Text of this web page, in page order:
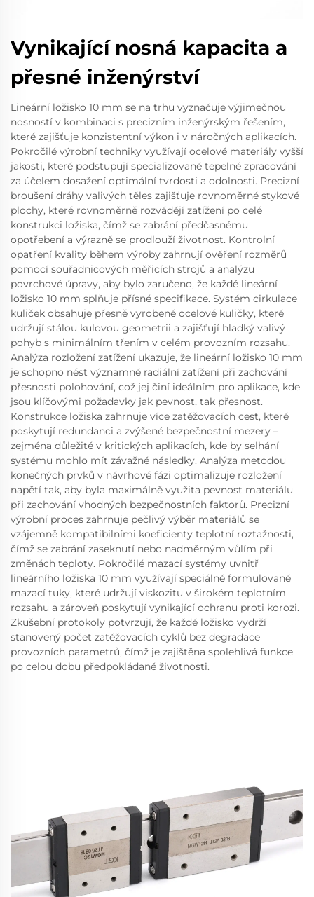
Vynikající nosná kapacita a
přesné inženýrství
Lineární ložisko 10 mm se na trhu vyznačuje výjimečnou
nosností v kombinaci s precizním inženýrským řešením,
které zajišťuje konzistentní výkon i v náročných aplikacích.
Pokročilé výrobní techniky využívají ocelové materiály vyšší
jakosti, které podstupují specializované tepelné zpracování
za účelem dosažení optimální tvrdosti a odolnosti. Precizní
broušení dráhy valivých těles zajišťuje rovnoměrné stykové
plochy, které rovnoměrně rozvádějí zatížení po celé
konstrukci ložiska, čímž se zabrání předčasnému
opotřebení a výrazně se prodlouží životnost. Kontrolní
opatření kvality během výroby zahrnují ověření rozměrů
pomocí souřadnicových měřicích strojů a analýzu
povrchové úpravy, aby bylo zaručeno, že každé lineární
ložisko 10 mm splňuje přísné specifikace. Systém cirkulace
kuliček obsahuje přesně vyrobené ocelové kuličky, které
udržují stálou kulovou geometrii a zajišťují hladký valivý
pohyb s minimálním třením v celém provozním rozsahu.
Analýza rozložení zatížení ukazuje, že lineární ložisko 10 mm
je schopno nést významné radiální zatížení při zachování
přesnosti polohování, což jej činí ideálním pro aplikace, kde
jsou klíčovými požadavky jak pevnost, tak přesnost.
Konstrukce ložiska zahrnuje více zatěžovacích cest, které
poskytují redundanci a zvýšené bezpečnostní mezery –
zejména důležité v kritických aplikacích, kde by selhání
systému mohlo mít závažné následky. Analýza metodou
konečných prvků v návrhové fázi optimalizuje rozložení
napětí tak, aby byla maximálně využita pevnost materiálu
při zachování vhodných bezpečnostních faktorů. Precizní
výrobní proces zahrnuje pečlivý výběr materiálů se
vzájemně kompatibilními koeficienty teplotní roztažnosti,
čímž se zabrání zaseknutí nebo nadměrným vůlím při
změnách teploty. Pokročilé mazací systémy uvnitř
lineárního ložiska 10 mm využívají speciálně formulované
mazací tuky, které udržují viskozitu v širokém teplotním
rozsahu a zároveň poskytují vynikající ochranu proti korozi.
Zkušební protokoly potvrzují, že každé ložisko vydrží
stanovený počet zatěžovacích cyklů bez degradace
provozních parametrů, čímž je zajištěna spolehlivá funkce
po celou dobu předpokládané životnosti.